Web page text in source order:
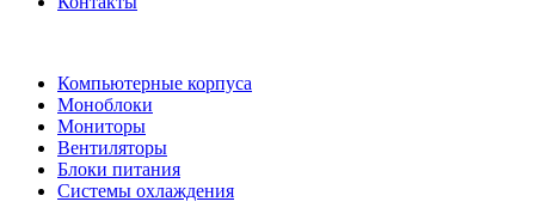
Компьютерные корпуса
Моноблоки
Мониторы
Вентиляторы
Блоки питания
Системы охлаждения